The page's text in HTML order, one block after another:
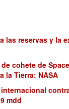
las reservas y la
cohete de
la Tierra: NASA
mdd